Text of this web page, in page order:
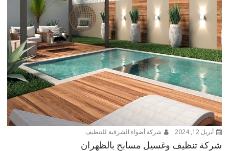
أبريل 12, 2024 شركة أضواء الشرقية للتنظيف
شركة تنظيف وغسيل مسابح بالظهران